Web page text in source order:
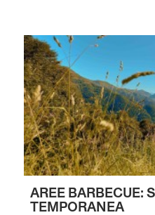
AREE BARBECUE:
TEMPORANEA